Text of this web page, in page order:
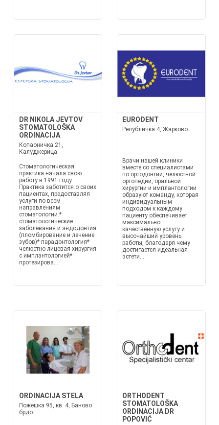
DR NIKOLA JEVTOV
STOMATOLOŠKA
ORDINACIJA
Копаоничка 21,
Калуджерица
Стоматологическая
практика начала свою
работу в 1991 году.
Практика заботится о своих
пациентах, предоставляя
услуги по всем
направлениям
стоматологии.*
стоматологические
заболевания и эндодонтия
(пломбирование и лечение
зубов)* парадонтология*
челюстно-лицевая хирургия
с имплантологией*
протезирова...
EURODENT
Републичка 4, Жарково
Врачи нашей клиники
вместе со специалистами
по ортодонтии, челюстной
ортопедии, оральной
хирургии и имплантологии
образуют команду, которая
индивидуальным
подходом к каждому
пациенту обеспечивает
максимально
качественную услугу и
высочайший уровень
работы, благодаря чему
достигается идеальная
эстети...
ORDINACIJA STELA
Пожешка 95, кв. 4, Баново
брдо
ORTHODENT
STOMATOLOŠKA
ORDINACIJA DR
POPOVIĆ